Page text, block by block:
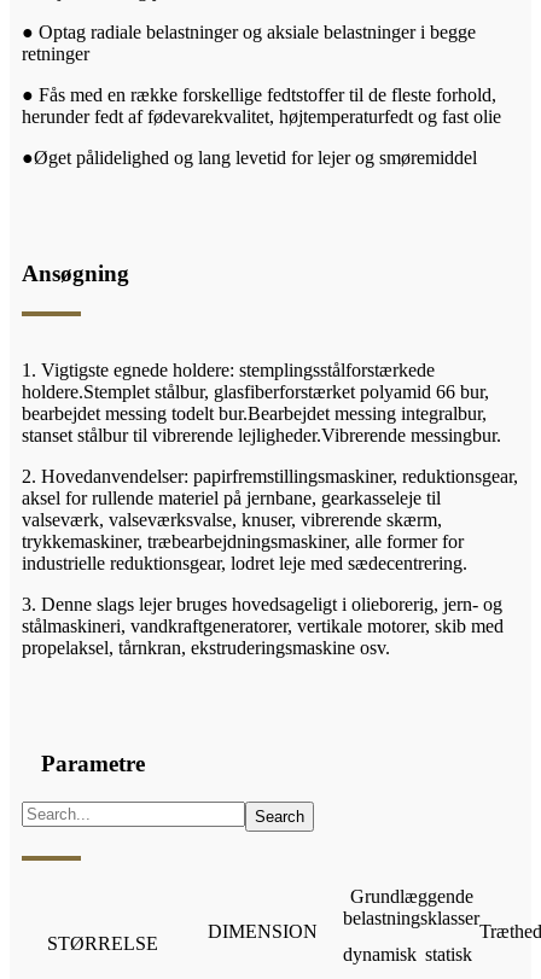
● Optag radiale belastninger og aksiale belastninger i begge
retninger
● Fås med en række forskellige fedtstoffer til de fleste forhold,
herunder fedt af fødevarekvalitet, højtemperaturfedt og fast olie
●Øget pålidelighed og lang levetid for lejer og smøremiddel
Ansøgning
1. Vigtigste egnede holdere: stemplingsstålforstærkede
holdere.Stemplet stålbur, glasfiberforstærket polyamid 66 bur,
bearbejdet messing todelt bur.Bearbejdet messing integralbur,
stanset stålbur til vibrerende lejligheder.Vibrerende messingbur.
2. Hovedanvendelser: papirfremstillingsmaskiner, reduktionsgear,
aksel for rullende materiel på jernbane, gearkasseleje til
valseværk, valseværksvalse, knuser, vibrerende skærm,
trykkemaskiner, træbearbejdningsmaskiner, alle former for
industrielle reduktionsgear, lodret leje med sædecentrering.
3. Denne slags lejer bruges hovedsageligt i olieborerig, jern- og
stålmaskineri, vandkraftgeneratorer, vertikale motorer, skib med
propelaksel, tårnkran, ekstruderingsmaskine osv.
Parametre
STØRRELSE
DIMENSION
Grundlæggende
belastningsklasser
dynamisk statisk